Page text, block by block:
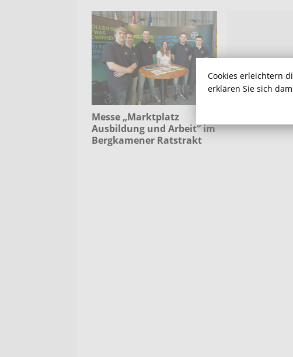
Messe „Marktplatz
Ausbildung und Arbeit“ im
Bergkamener Ratstrakt
Cookies erleichtern
erklären Sie sich